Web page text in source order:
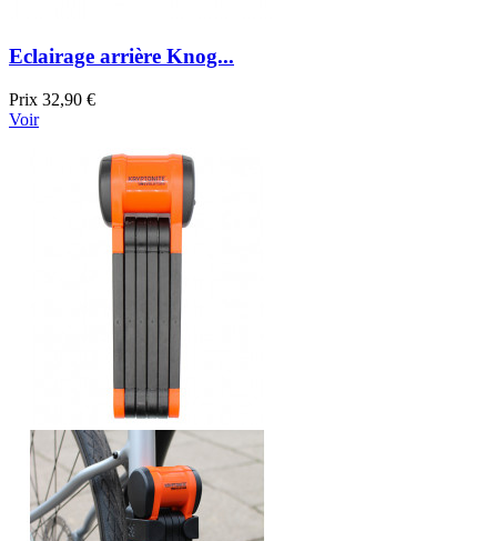
Eclairage arrière Knog...
Prix 32,90 €
Voir